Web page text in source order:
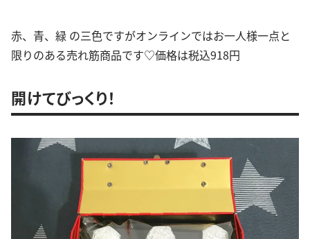
赤、青、緑 の三色ですがオンラインではお一人様一点と
限りのある売れ筋商品です♡価格は税込918円
開けてびっくり！